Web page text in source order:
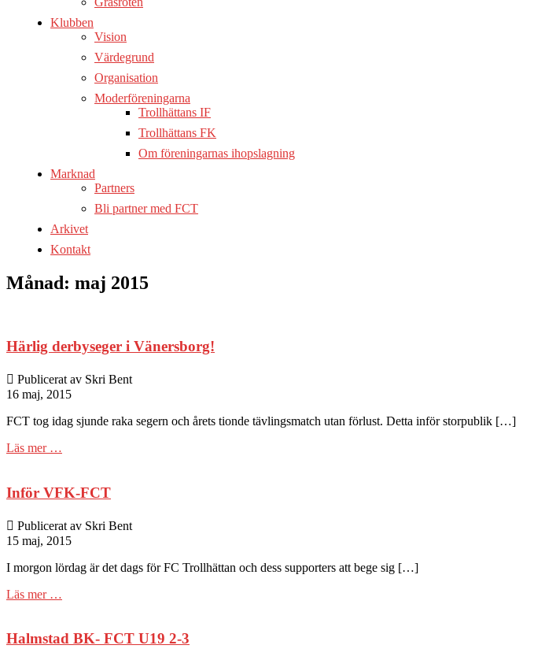
Klubben
Vision
Värdegrund
Organisation
Moderföreningarna
Trollhättans IF
Trollhättans FK
Om föreningarnas ihopslagning
Marknad
Partners
Bli partner med FCT
Arkivet
Kontakt
Månad: maj 2015
Härlig derbyseger i Vänersborg!
Publicerat av Skri Bent
16 maj, 2015
FCT tog idag sjunde raka segern och årets tionde tävlingsmatch utan förlust. Detta inför storpublik […]
Läs mer …
Inför VFK-FCT
Publicerat av Skri Bent
15 maj, 2015
I morgon lördag är det dags för FC Trollhättan och dess supporters att bege sig […]
Läs mer …
Halmstad BK- FCT U19 2-3